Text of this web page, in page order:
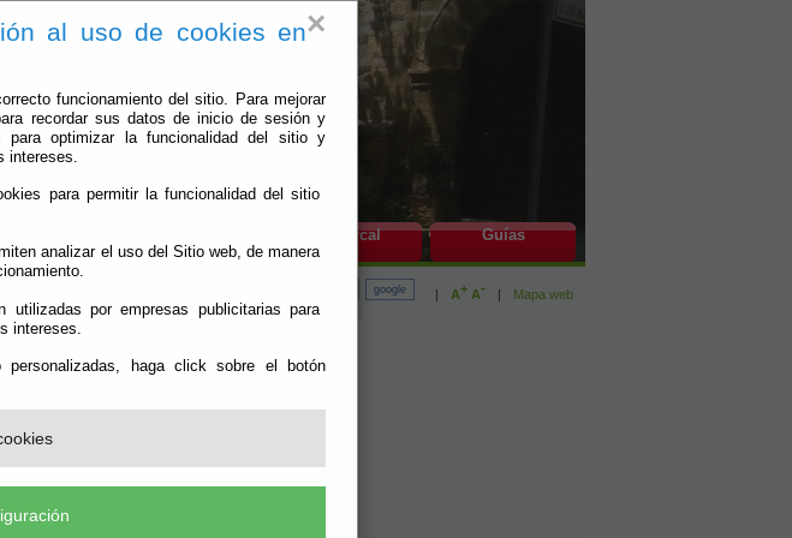
×
al uso de cookies en
funcionamiento del sitio. Para mejorar
recordar sus datos de inicio de sesión y
para optimizar la funcionalidad del sitio y
intereses.
para permitir la funcionalidad del sitio
analizar el uso del Sitio web, de manera
utilizadas por empresas publicitarias para
intereses.
haga click sobre el botón
Bayárcal Guías
| A+ A- | Mapa web
sobre propiedad intelectual.
Ayuntamiento de Bayárcal, y en su caso a la